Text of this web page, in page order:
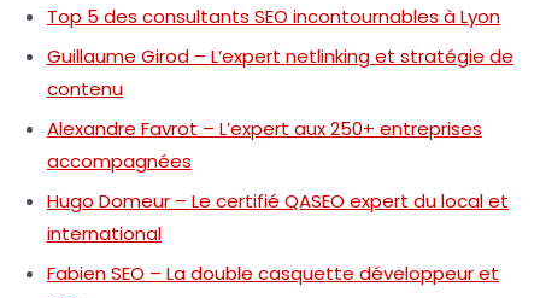
Top 5 des consultants SEO incontournables à Lyon
Guillaume Girod – L’expert netlinking et stratégie de
contenu
Alexandre Favrot – L’expert aux 250+ entreprises
accompagnées
Hugo Domeur – Le certifié QASEO expert du local et
international
Fabien SEO – La double casquette développeur et